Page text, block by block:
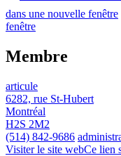
dans une nouvelle fenêtre
fenêtre
Membre
articule
6282, rue St-Hubert
Montréal
H2S 2M2
(514) 842-9686
Visiter le site webCe lien